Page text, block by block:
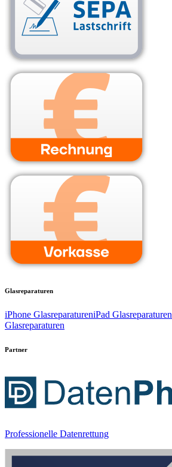
Glasreparaturen
iPhone GlasreparatureniPad Glasreparaturen
Glasreparaturen
Partner
Professionelle Datenrettung